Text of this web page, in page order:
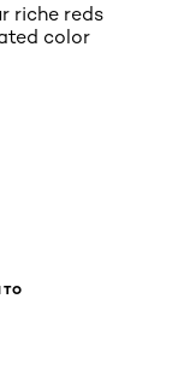
riche reds
color